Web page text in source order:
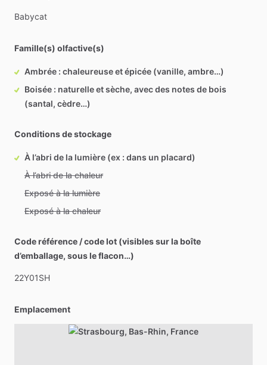
Babycat
Famille(s) olfactive(s)
Ambrée : chaleureuse et épicée (vanille, ambre…)
Boisée : naturelle et sèche, avec des notes de bois
(santal, cèdre…)
Conditions de stockage
À l’abri de la lumière (ex : dans un placard)
À l’abri de la chaleur
Exposé à la lumière
Exposé à la chaleur
Code référence / code lot (visibles sur la boîte
d’emballage, sous le flacon…)
22Y01SH
Emplacement